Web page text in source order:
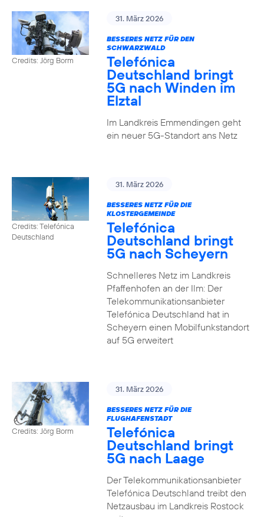
Credits: Jörg Borm
31. März 2026
BESSERES NETZ FÜR DEN
SCHWARZWALD
Telefónica
Deutschland bringt
5G nach Winden im
Elztal
Im Landkreis Emmendingen geht
ein neuer 5G-Standort ans Netz
Credits: Telefónica
Deutschland
31. März 2026
BESSERES NETZ FÜR DIE
KLOSTERGEMEINDE
Telefónica
Deutschland bringt
5G nach Scheyern
Schnelleres Netz im Landkreis
Pfaffenhofen an der Ilm: Der
Telekommunikationsanbieter
Telefónica Deutschland hat in
Scheyern einen Mobilfunkstandort
auf 5G erweitert
Credits: Jörg Borm
31. März 2026
BESSERES NETZ FÜR DIE
FLUGHAFENSTADT
Telefónica
Deutschland bringt
5G nach Laage
Der Telekommunikationsanbieter
Telefónica Deutschland treibt den
Netzausbau im Landkreis Rostock